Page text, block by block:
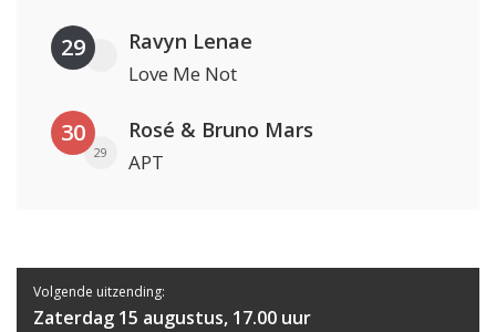
29 Ravyn Lenae
Love Me Not
30
29
Rosé & Bruno Mars
APT
Volgende uitzending:
Zaterdag 15 augustus, 17.00 uur